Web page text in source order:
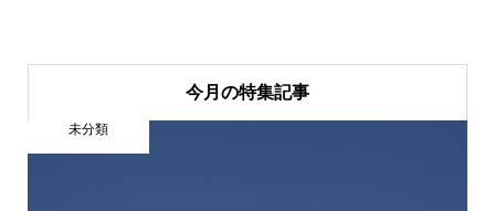
今月の特集記事